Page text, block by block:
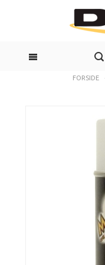
FORSIDE